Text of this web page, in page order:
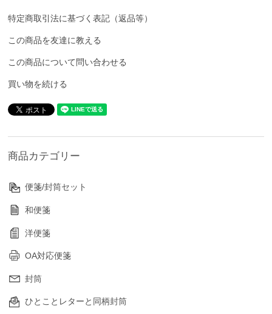
特定商取引法に基づく表記（返品等）
この商品を友達に教える
この商品について問い合わせる
買い物を続ける
商品カテゴリー
便箋/封筒セット
和便箋
洋便箋
OA対応便箋
封筒
ひとことレターと同柄封筒